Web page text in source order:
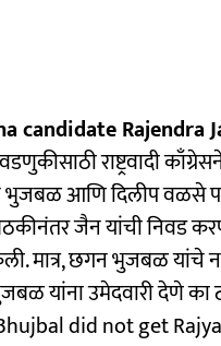
candidate Rajendra
राष्ट्रवादी
आणि दिलीप वळसे
जैन यांची निवड
मात्र, छगन भुजबळ यांचे
यांना उमेदवारी देणे का
did not get